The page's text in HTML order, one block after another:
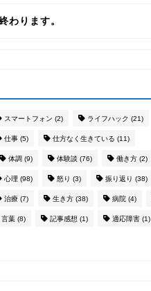
わります。
スマートフォン (2) ライフハック (21)
仕事 (5) 仕方なく生きている (11)
体調 (9) 体験談 (76) 働き方 (2)
心理 (98) 怒り (3) 振り返り (38)
治療 (7) 生き方 (38) 病院 (4)
言葉 (8) 記事感想 (1) 適応障害 (1)